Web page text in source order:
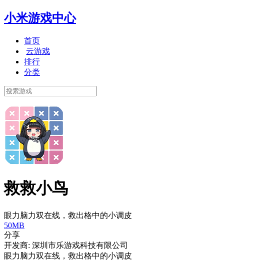
小米游戏中心
首页
云游戏
排行
分类
救救小鸟
眼力脑力双在线，救出格中的小调皮
50MB
分享
开发商: 深圳市乐游戏科技有限公司
眼力脑力双在线，救出格中的小调皮